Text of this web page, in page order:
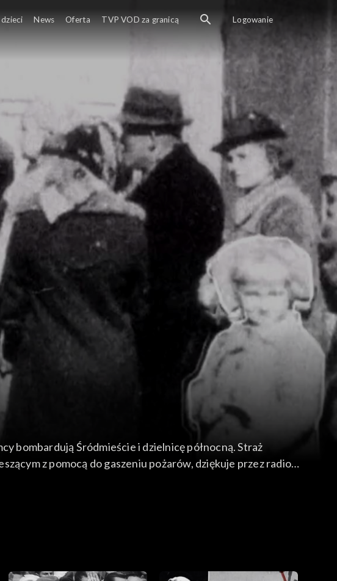
bombardują Śródmieście i dzielnicę północną. Straż
z pomocą do gaszeniu pożarów, dziękuje przez radio
Gdańsku. Zapada decyzja o ewakuacji władz
News Oferta TVP VOD za granicą Logowanie